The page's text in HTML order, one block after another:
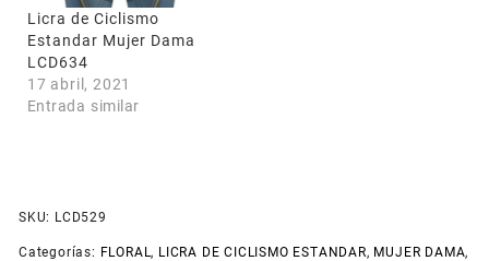
Licra de Ciclismo
Estandar Mujer Dama
LCD634
17 abril, 2021
Entrada similar
SKU: LCD529
Categorías: FLORAL, LICRA DE CICLISMO ESTANDAR, MUJER DAMA,